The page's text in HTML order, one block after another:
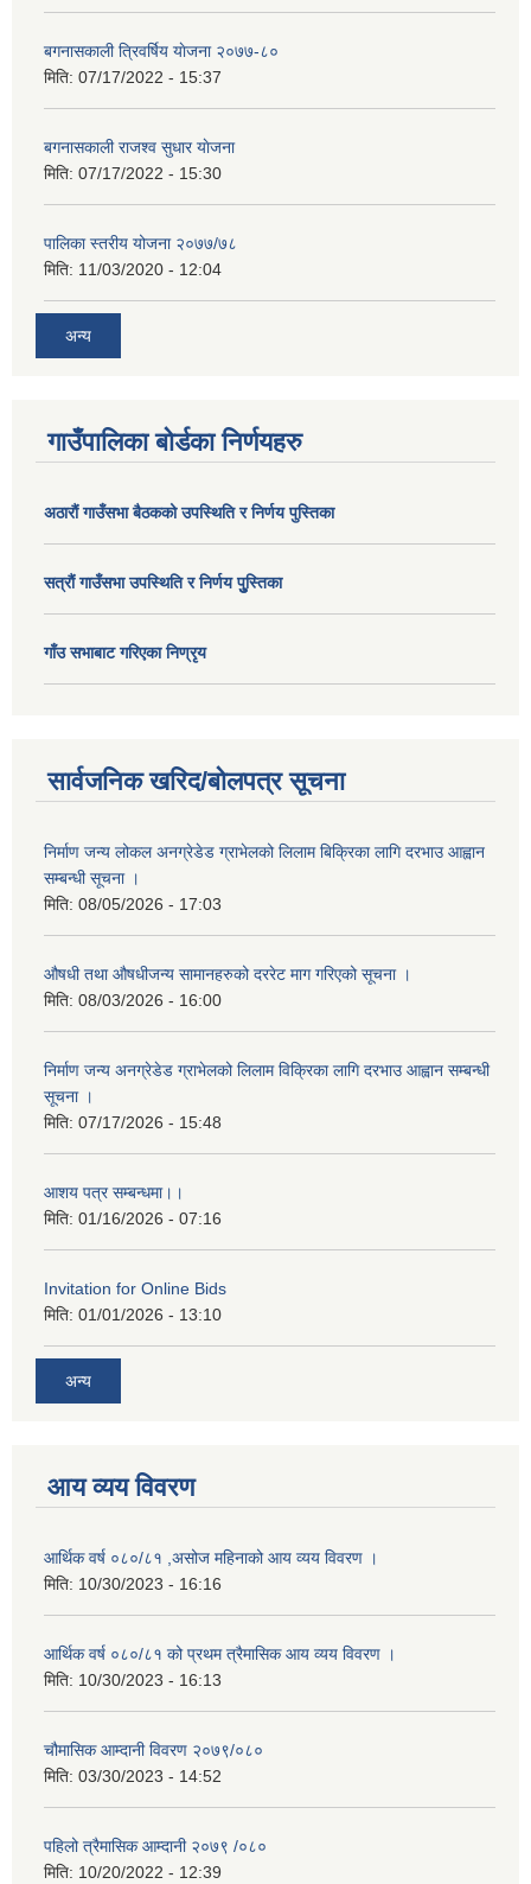
बगनासकाली त्रिवर्षिय याेजना २०७७-८०
मिति: 07/17/2022 - 15:37
बगनासकाली राजश्व सुधार याेजना
मिति: 07/17/2022 - 15:30
पालिका स्तरीय योजना २०७७/७८
मिति: 11/03/2020 - 12:04
अन्य
गाउँपालिका बोर्डका निर्णयहरु
अठाराैं गाउँसभा बैठकको उपस्थिति र निर्णय पुस्तिका
सत्राैं गाउँसभा उपस्थिति र निर्णय पुु्स्तिका
गाँउ सभाबाट गरिएका निण्रृय
सार्वजनिक खरिद/बोलपत्र सूचना
निर्माण जन्य लोकल अनग्रेडेड ग्राभेलको लिलाम बिक्रिका लागि दरभाउ आह्वान
सम्बन्धी सूचना ।
मिति: 08/05/2026 - 17:03
औषधी तथा औषधीजन्य सामानहरुको दररेट माग गरिएको सूचना ।
मिति: 08/03/2026 - 16:00
निर्माण जन्य अनग्रेडेड ग्राभेलको लिलाम विक्रिका लागि दरभाउ आह्वान सम्बन्धी
सूचना ।
मिति: 07/17/2026 - 15:48
आशय पत्र सम्बन्धमा।।
मिति: 01/16/2026 - 07:16
Invitation for Online Bids
मिति: 01/01/2026 - 13:10
अन्य
आय व्यय विवरण
आर्थिक वर्ष ०८०/८१ ,असोज महिनाको आय व्यय विवरण ।
मिति: 10/30/2023 - 16:16
आर्थिक वर्ष ०८०/८१ को प्रथम त्रैमासिक आय व्यय विवरण ।
मिति: 10/30/2023 - 16:13
चौमासिक आम्दानी विवरण २०७९/०८०
मिति: 03/30/2023 - 14:52
पहिलो त्रैमासिक आम्दानी २०७९ /०८०
मिति: 10/20/2022 - 12:39